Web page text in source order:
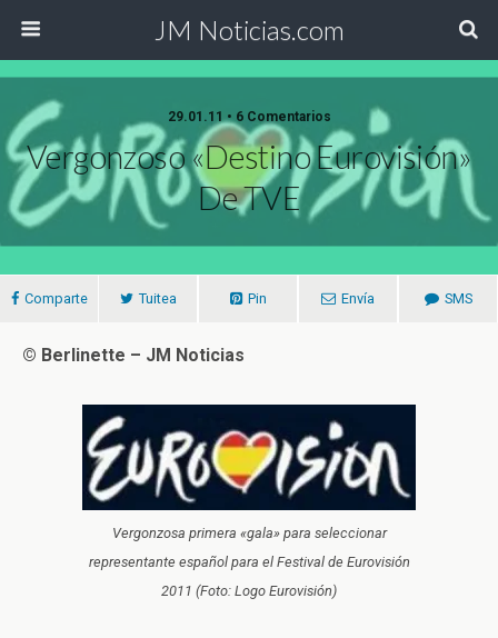
JM Noticias.com
29.01.11 • 6 Comentarios
Vergonzoso «Destino Eurovisión»
De TVE
Comparte Tuitea Pin Envía SMS
© Berlinette – JM Noticias
Vergonzosa primera «gala» para seleccionar
representante español para el Festival de Eurovisión
2011 (Foto: Logo Eurovisión)